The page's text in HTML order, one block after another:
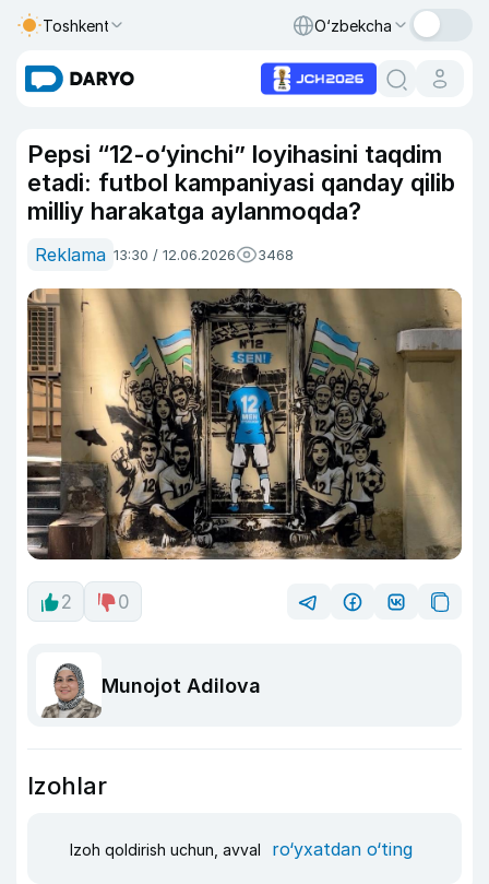
Toshkent O‘zbekcha
Pepsi “12-o‘yinchi” loyihasini taqdim
etadi: futbol kampaniyasi qanday qilib
milliy harakatga aylanmoqda?
Reklama 13:30 / 12.06.2026 3468
2 0
Munojot Adilova
Izohlar
Izoh qoldirish uchun, avval ro‘yxatdan o‘ting